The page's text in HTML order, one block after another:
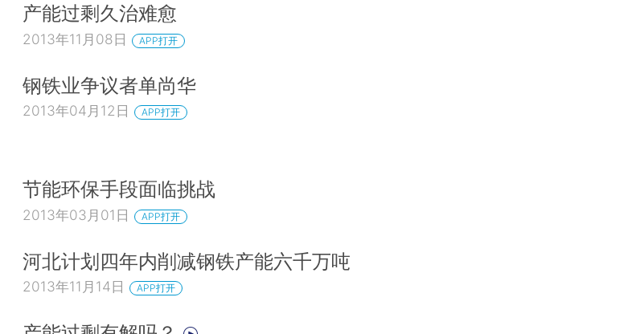
产能过剩久治难愈
2013年11月08日 APP打开
钢铁业争议者单尚华
2013年04月12日 APP打开
节能环保手段面临挑战
2013年03月01日 APP打开
河北计划四年内削减钢铁产能六千万吨
2013年11月14日 APP打开